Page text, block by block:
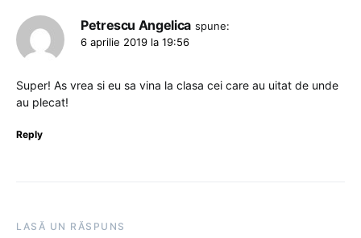
Petrescu Angelica spune:
6 aprilie 2019 la 19:56
Super! As vrea si eu sa vina la clasa cei care au uitat de unde
au plecat!
Reply
LASĂ UN RĂSPUNS